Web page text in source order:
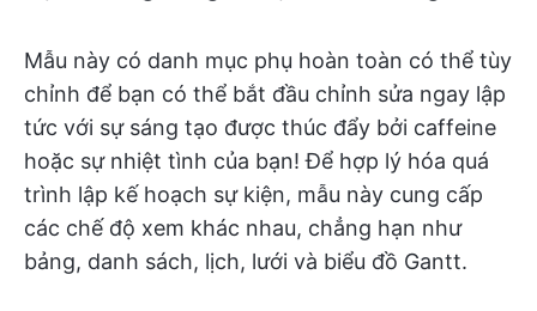
Mẫu này có danh mục phụ hoàn toàn có thể tùy
chỉnh để bạn có thể bắt đầu chỉnh sửa ngay lập
tức với sự sáng tạo được thúc đẩy bởi caffeine
hoặc sự nhiệt tình của bạn! Để hợp lý hóa quá
trình lập kế hoạch sự kiện, mẫu này cung cấp
các chế độ xem khác nhau, chẳng hạn như
bảng, danh sách, lịch, lưới và biểu đồ Gantt.